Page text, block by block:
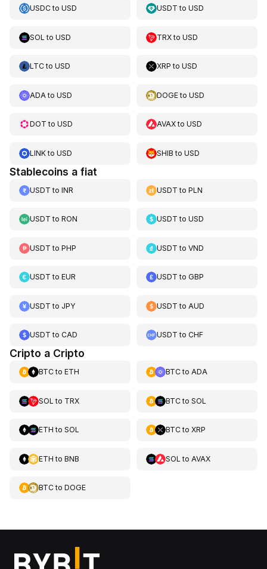
USDCto USD USDT toUSD
SOL to USD TRXtoUSD
LTCto USD XRP toUSD
ADA to USD DOGEtoUSD
DOT to USD AVAXtoUSD
LINKto USD SHIB toUSD
Stablecoins a fiat
USDT to INR USDT toPLN
USDT to RON USDT toUSD
USDT to PHP USDT toVND
USDT to EUR USDT toGBP
USDT to JPY USDT to AUD
USDT to CAD USDT toCHF
Cripto a Cripto
BTCto ETH BTCto ADA
SOL to TRX BTCto SOL
ETH to SOL BTCto XRP
ETH to BNB SOL to AVAX
BTCto DOGE